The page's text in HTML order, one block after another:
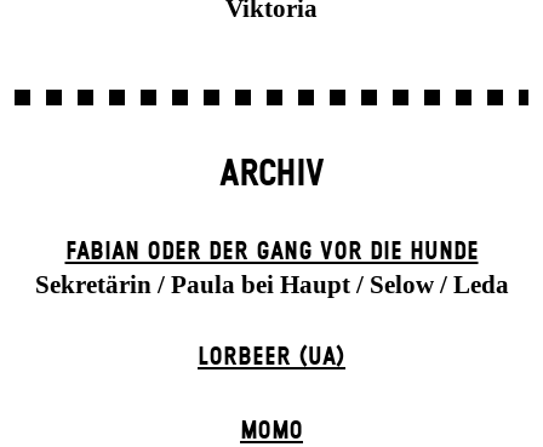
Viktoria
ARCHIV
FABIAN ODER DER GANG VOR DIE HUNDE
Sekretärin / Paula bei Haupt / Selow / Leda
LORBEER (UA)
MOMO